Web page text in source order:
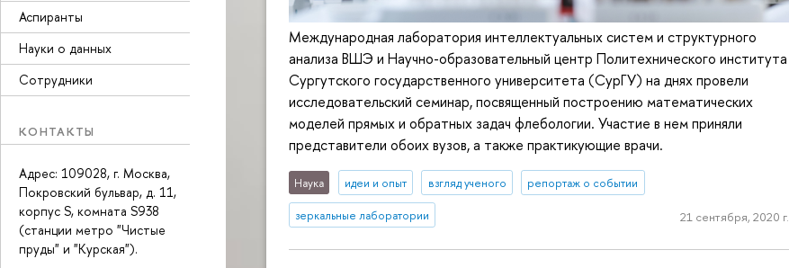
Аспиранты
Науки о данных
Сотрудники
КОНТАКТЫ
Адрес: 109028, г. Москва,
Покровский бульвар, д. 11,
корпус S, комната S938
(станции метро "Чистые
пруды" и "Курская").
Международная лаборатория интеллектуальных систем и структурного
анализа ВШЭ и Научно-образовательный центр Политехнического института
Сургутского государственного университета (СурГУ) на днях провели
исследовательский семинар, посвященный построению математических
моделей прямых и обратных задач флебологии. Участие в нем приняли
представители обоих вузов, а также практикующие врачи.
Наука идеи и опыт взгляд ученого репортаж о событии
зеркальные лаборатории 21 сентября, 2020 г.